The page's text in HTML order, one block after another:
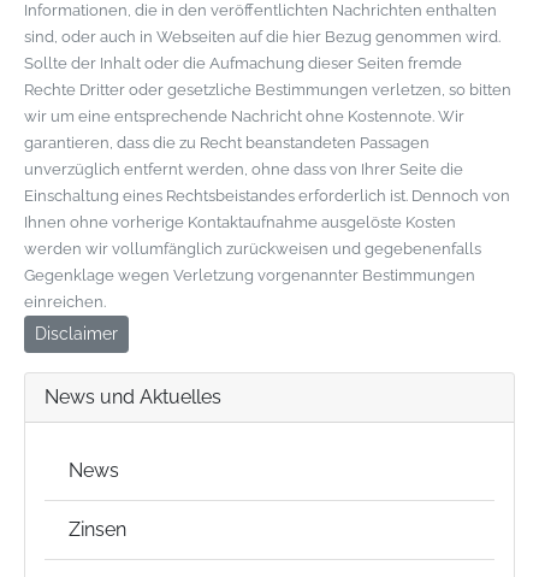
Informationen, die in den veröffentlichten Nachrichten enthalten
sind, oder auch in Webseiten auf die hier Bezug genommen wird.
Sollte der Inhalt oder die Aufmachung dieser Seiten fremde
Rechte Dritter oder gesetzliche Bestimmungen verletzen, so bitten
wir um eine entsprechende Nachricht ohne Kostennote. Wir
garantieren, dass die zu Recht beanstandeten Passagen
unverzüglich entfernt werden, ohne dass von Ihrer Seite die
Einschaltung eines Rechtsbeistandes erforderlich ist. Dennoch von
Ihnen ohne vorherige Kontaktaufnahme ausgelöste Kosten
werden wir vollumfänglich zurückweisen und gegebenenfalls
Gegenklage wegen Verletzung vorgenannter Bestimmungen
einreichen.
Disclaimer
News und Aktuelles
News
Zinsen